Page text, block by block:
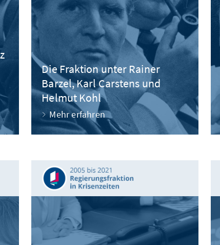
Die Fraktion unter Rainer
Barzel, Karl Carstens und
Helmut Kohl
Mehr erfahren